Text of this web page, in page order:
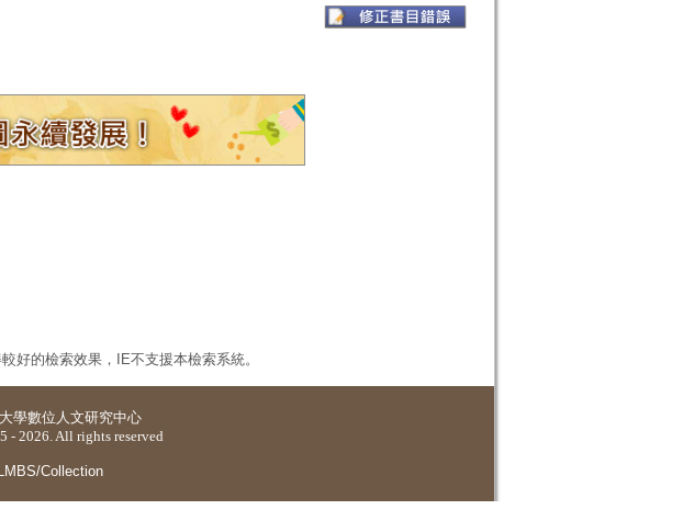
好的檢索效果，IE不支援本檢索系統。
學數位人文研究中心
- 2026. All rights reserved
Collection